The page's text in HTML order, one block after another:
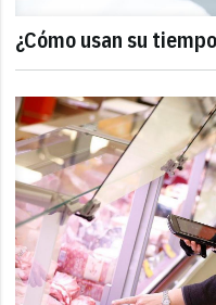
¿Cómo usan su